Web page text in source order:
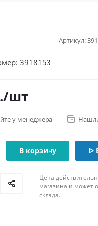
Артикул:
3918153
/шт
у менеджера
В корзину ᐅ
Цена
магазина и может
склада.